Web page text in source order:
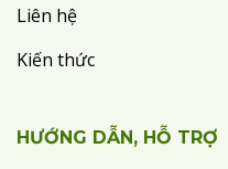
Liên hệ
Kiến thức
HƯỚNG DẪN, HỖ TRỢ